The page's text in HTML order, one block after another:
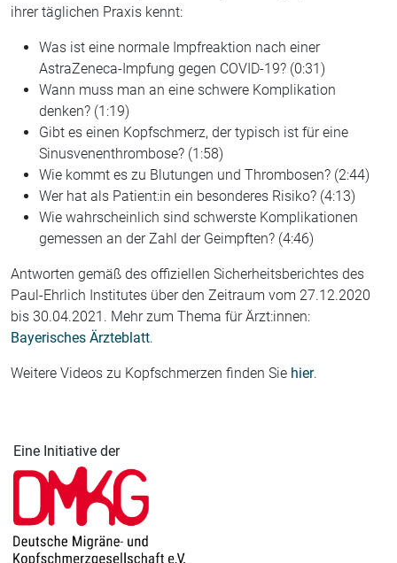
ihrer täglichen Praxis kennt:
Was ist eine normale Impfreaktion nach einer
AstraZeneca-Impfung gegen COVID-19? (0:31)
Wann muss man an eine schwere Komplikation
denken? (1:19)
Gibt es einen Kopfschmerz, der typisch ist für eine
Sinusvenenthrombose? (1:58)
Wie kommt es zu Blutungen und Thrombosen? (2:44)
Wer hat als Patient:in ein besonderes Risiko? (4:13)
Wie wahrscheinlich sind schwerste Komplikationen
gemessen an der Zahl der Geimpften? (4:46)
Antworten gemäß des offiziellen Sicherheitsberichtes des
Paul-Ehrlich Institutes über den Zeitraum vom 27.12.2020
bis 30.04.2021. Mehr zum Thema für Ärzt:innen:
Bayerisches Ärzteblatt.
Weitere Videos zu Kopfschmerzen finden Sie hier.
Eine Initiative der